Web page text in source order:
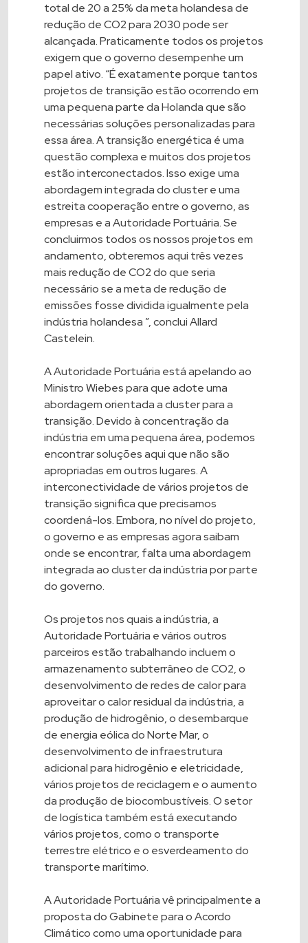
total de 20 a 25% da meta holandesa de
redução de CO2 para 2030 pode ser
alcançada. Praticamente todos os projetos
exigem que o governo desempenhe um
papel ativo. “É exatamente porque tantos
projetos de transição estão ocorrendo em
uma pequena parte da Holanda que são
necessárias soluções personalizadas para
essa área. A transição energética é uma
questão complexa e muitos dos projetos
estão interconectados. Isso exige uma
abordagem integrada do cluster e uma
estreita cooperação entre o governo, as
empresas e a Autoridade Portuária. Se
concluirmos todos os nossos projetos em
andamento, obteremos aqui três vezes
mais redução de CO2 do que seria
necessário se a meta de redução de
emissões fosse dividida igualmente pela
indústria holandesa ”, conclui Allard
Castelein.
A Autoridade Portuária está apelando ao
Ministro Wiebes para que adote uma
abordagem orientada a cluster para a
transição. Devido à concentração da
indústria em uma pequena área, podemos
encontrar soluções aqui que não são
apropriadas em outros lugares. A
interconectividade de vários projetos de
transição significa que precisamos
coordená-los. Embora, no nível do projeto,
o governo e as empresas agora saibam
onde se encontrar, falta uma abordagem
integrada ao cluster da indústria por parte
do governo.
Os projetos nos quais a indústria, a
Autoridade Portuária e vários outros
parceiros estão trabalhando incluem o
armazenamento subterrâneo de CO2, o
desenvolvimento de redes de calor para
aproveitar o calor residual da indústria, a
produção de hidrogênio, o desembarque
de energia eólica do Norte Mar, o
desenvolvimento de infraestrutura
adicional para hidrogênio e eletricidade,
vários projetos de reciclagem e o aumento
da produção de biocombustíveis. O setor
de logística também está executando
vários projetos, como o transporte
terrestre elétrico e o esverdeamento do
transporte marítimo.
A Autoridade Portuária vê principalmente a
proposta do Gabinete para o Acordo
Climático como uma oportunidade para